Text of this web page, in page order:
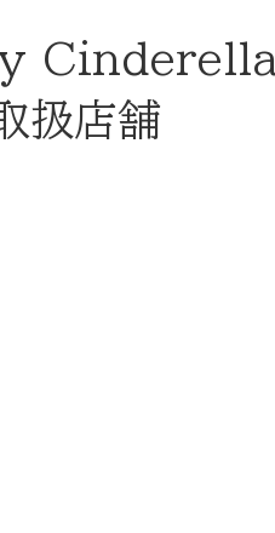
Cinderella
扱店舗